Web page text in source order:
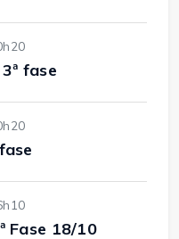
fase
Fase 18/10